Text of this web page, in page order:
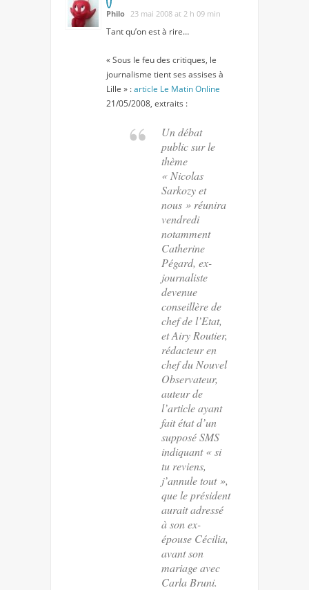
Philo 23 mai 2008 at 2 h 09 min
Tant qu’on est à rire…
« Sous le feu des critiques, le
journalisme tient ses assises à
Lille » :article Le Matin Online
21/05/2008, extraits :
Un débat
public sur le
thème
« Nicolas
Sarkozy et
nous » réunira
vendredi
notamment
Catherine
Pégard, ex-
journaliste
devenue
conseillère de
chef de l’Etat,
et Airy Routier,
rédacteur en
chef du Nouvel
Observateur,
auteur de
l’article ayant
fait état d’un
supposé SMS
indiquant « si
tu reviens,
j’annule tout »,
que le président
aurait adressé
à son ex-
épouse Cécilia,
avant son
mariage avec
Carla Bruni.